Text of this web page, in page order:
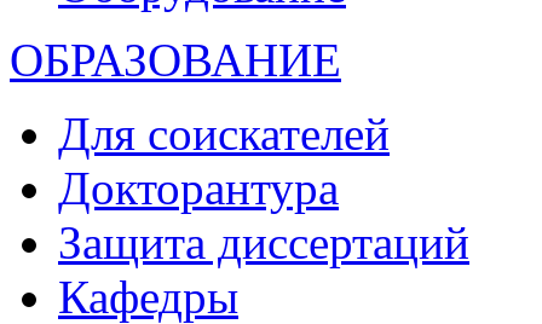
ОБРАЗОВАНИЕ
Для соискателей
Докторантура
Защита диссертаций
Кафедры